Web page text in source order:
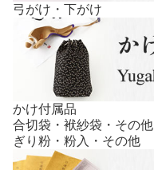
弓がけ・下がけ
かけ付属品
合切袋・袱紗袋・その他
ぎり粉・粉入・その他